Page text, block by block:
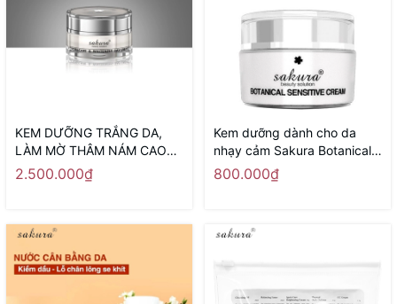
KEM DƯỠNG TRẮNG DA,
LÀM MỜ THÂM NÁM CAO
CẤP BAN NGÀY SAKURA
SPOT CARE & WHITENING
xuất tại Nhật Bản
2.500.000₫
Kem dưỡng dành cho da
nhạy cảm Sakura Botanical
Sensitive Cream 30g
800.000₫